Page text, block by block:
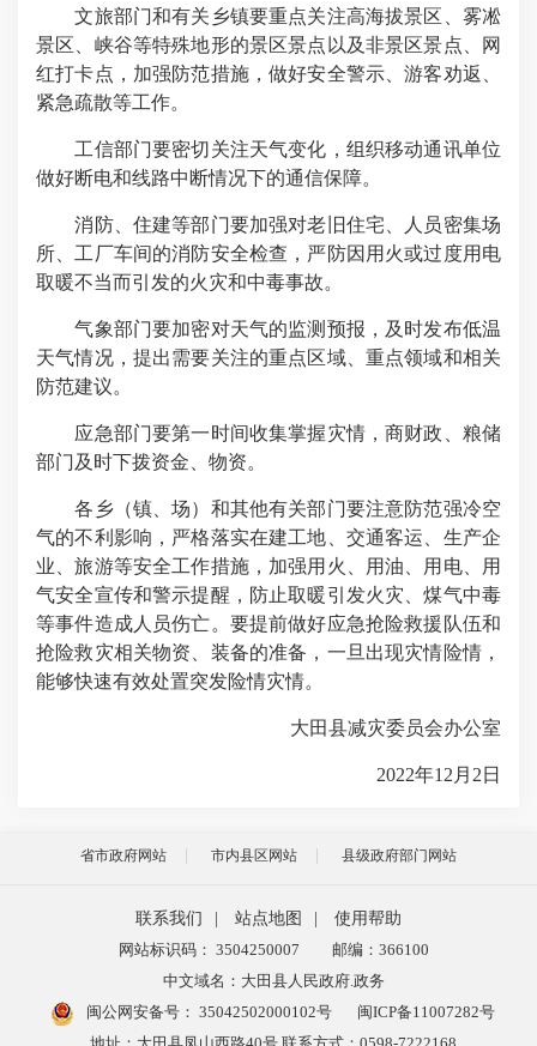
文旅部门和有关乡镇要重点关注高海拔景区、雾凇
景区、峡谷等特殊地形的景区景点以及非景区景点、网
红打卡点，加强防范措施，做好安全警示、游客劝返、
紧急疏散等工作。
工信部门要密切关注天气变化，组织移动通讯单位
做好断电和线路中断情况下的通信保障。
消防、住建等部门要加强对老旧住宅、人员密集场
所、工厂车间的消防安全检查，严防因用火或过度用电
取暖不当而引发的火灾和中毒事故。
气象部门要加密对天气的监测预报，及时发布低温
天气情况，提出需要关注的重点区域、重点领域和相关
防范建议。
应急部门要第一时间收集掌握灾情，商财政、粮储
部门及时下拨资金、物资。
各乡（镇、场）和其他有关部门要注意防范强冷空
气的不利影响，严格落实在建工地、交通客运、生产企
业、旅游等安全工作措施，加强用火、用油、用电、用
气安全宣传和警示提醒，防止取暖引发火灾、煤气中毒
等事件造成人员伤亡。要提前做好应急抢险救援队伍和
抢险救灾相关物资、装备的准备，一旦出现灾情险情，
能够快速有效处置突发险情灾情。
大田县减灾委员会办公室
2022年12月2日
省市政府网站 市内县区网站 县级政府部门网站
联系我们 站点地图
使用帮助
网站标识码： 3504250007
邮编：366100
中文域名：大田县人民政府.政务
闽公网安备号： 35042502000102号
闽ICP备11007282号